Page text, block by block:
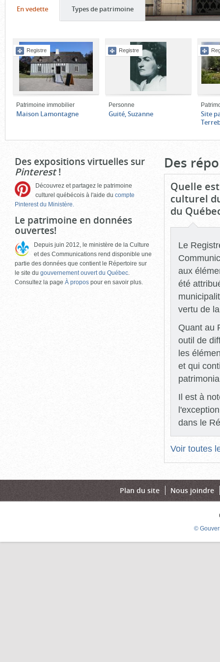
Onglet
En vedette(cliquer
pour
le
contenu)
Onglet
Types de patrimoine(cliquer
pour
le
contenu)
de
l'onglet
vedette
Registre
Patrimoine immobilier
Maison Lamontagne
Registre
Personne
Guité, Suzanne
Site
Fin
d'onglets
Des expositions virtuelles sur
Pinterest!
Découvrez et partagez le patrimoine
culturel québécois à l'aide du compte
Pinterest du Ministère.
Le patrimoine en données
ouvertes!
Depuis juin 2012, le ministère de la Culture
et des Communications rend disponible une
partie des données que contient le Répertoire sur
le site du gouvernement ouvert du Québec.
Consultez la page À propos pour en savoir plus.
Des
Quelle
culturel
du
Le
aux
été
vertu de
Quant au
outil de
les
et qui
Il est à
dans le
Voir toutes
Plan du site Nous joindre
©